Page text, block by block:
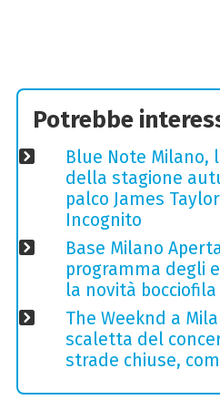
Potrebbe
Blue Note Milano,
della stagione
palco James
Incognito
Base Milano
programma degli
la novità bocciofila
The Weeknd a
scaletta del
strade chiuse,